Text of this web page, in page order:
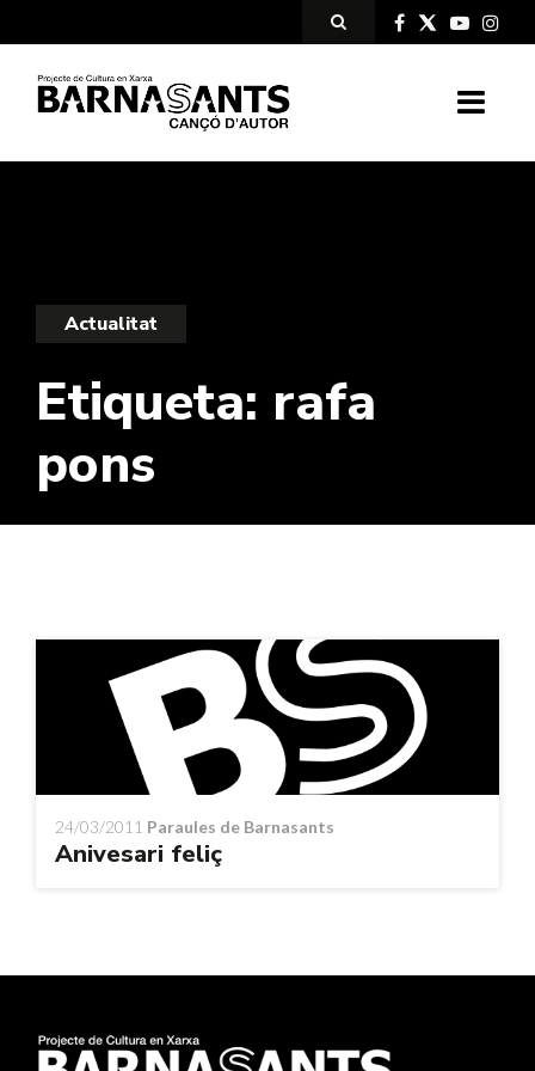
Actualitat
Etiqueta: rafa
pons
24/03/2011 Paraules de Barnasants
Anivesari feliç